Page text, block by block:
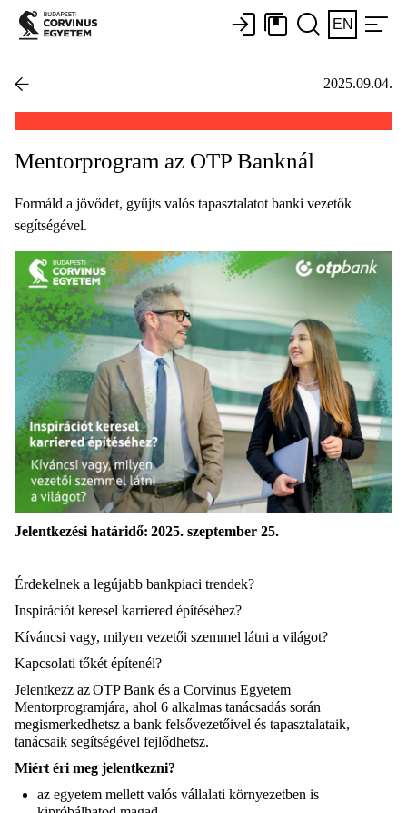
EN
2025.09.04.
Mentorprogram az OTP Banknál
Formáld a jövődet, gyűjts valós tapasztalatot banki vezetők
segítségével.
Jelentkezési határidő: 2025. szeptember 25.
Érdekelnek a legújabb bankpiaci trendek?
Inspirációt keresel karriered építéséhez?
Kíváncsi vagy, milyen vezetői szemmel látni a világot?
Kapcsolati tőkét építenél?
Jelentkezz az OTP Bank és a Corvinus Egyetem
Mentorprogramjára, ahol 6 alkalmas tanácsadás során
megismerkedhetsz a bank felsővezetőivel és tapasztalataik,
tanácsaik segítségével fejlődhetsz.
Miért éri meg jelentkezni?
az egyetem mellett valós vállalati környezetben is